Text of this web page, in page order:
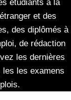
étudiants à la
et des
des diplômés à
de rédaction
les dernières
les examens